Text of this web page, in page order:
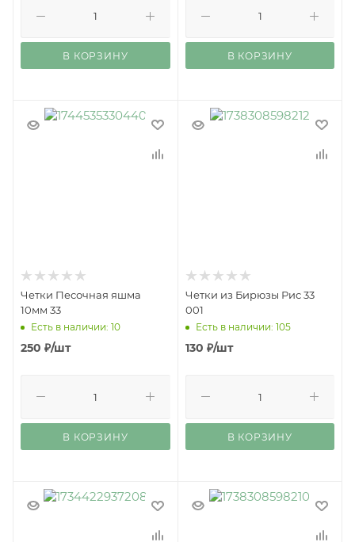
В КОРЗИНУ В КОРЗИНУ
Четки Песочная яшма
10мм 33
Есть в наличии: 10
250 ₽/шт
В КОРЗИНУ
Четки из Бирюзы Рис 33
001
Есть в наличии: 105
130 ₽/шт
В КОРЗИНУ